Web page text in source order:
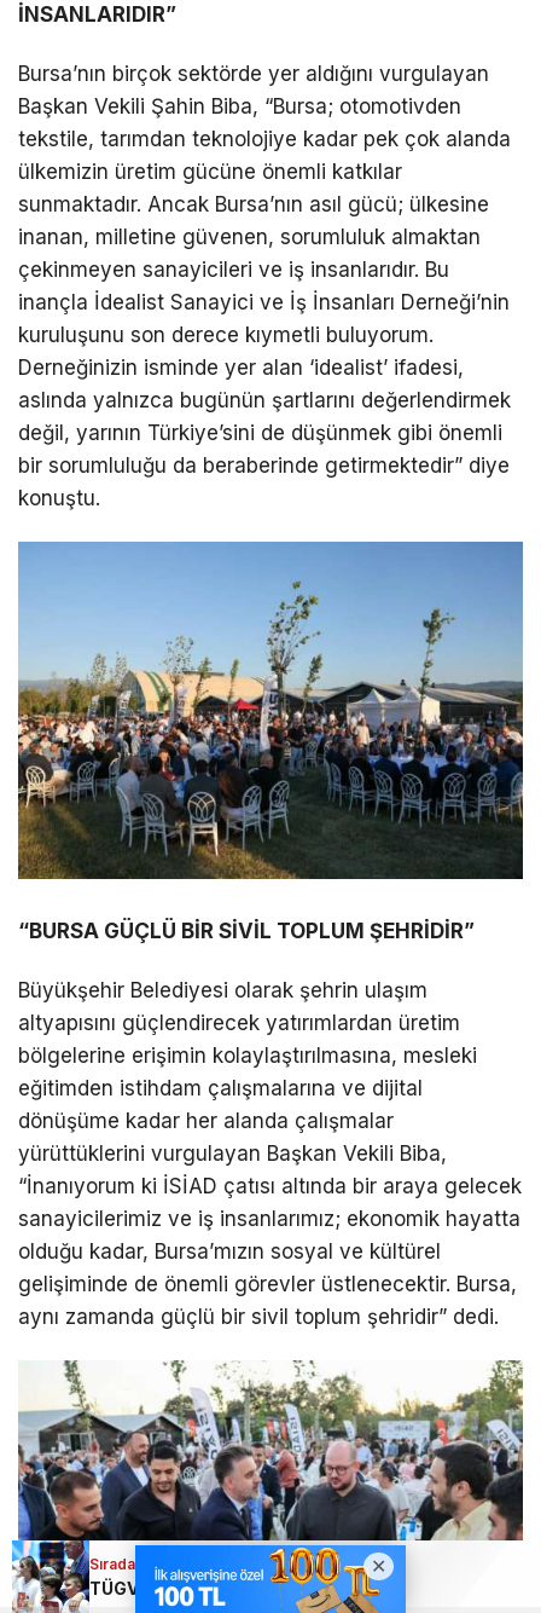
İNSANLARIDIR”
Bursa’nın birçok sektörde yer aldığını vurgulayan
Başkan Vekili Şahin Biba, “Bursa; otomotivden
tekstile, tarımdan teknolojiye kadar pek çok alanda
ülkemizin üretim gücüne önemli katkılar
sunmaktadır. Ancak Bursa’nın asıl gücü; ülkesine
inanan, milletine güvenen, sorumluluk almaktan
çekinmeyen sanayicileri ve iş insanlarıdır. Bu
inançla İdealist Sanayici ve İş İnsanları Derneği’nin
kuruluşunu son derece kıymetli buluyorum.
Derneğinizin isminde yer alan ‘idealist’ ifadesi,
aslında yalnızca bugünün şartlarını değerlendirmek
değil, yarının Türkiye’sini de düşünmek gibi önemli
bir sorumluluğu da beraberinde getirmektedir” diye
konuştu.
“BURSA GÜÇLÜ BİR SİVİL TOPLUM ŞEHRİDİR”
Büyükşehir Belediyesi olarak şehrin ulaşım
altyapısını güçlendirecek yatırımlardan üretim
bölgelerine erişimin kolaylaştırılmasına, mesleki
eğitimden istihdam çalışmalarına ve dijital
dönüşüme kadar her alanda çalışmalar
yürüttüklerini vurgulayan Başkan Vekili Biba,
“İnanıyorum ki İSİAD çatısı altında bir araya gelecek
sanayicilerimiz ve iş insanlarımız; ekonomik hayatta
olduğu kadar, Bursa’mızın sosyal ve kültürel
gelişiminde de önemli görevler üstlenecektir. Bursa,
aynı zamanda güçlü bir sivil toplum şehridir” dedi.
Sıradaki Haber
TÜGVA Bursa’dan rekor katılım!